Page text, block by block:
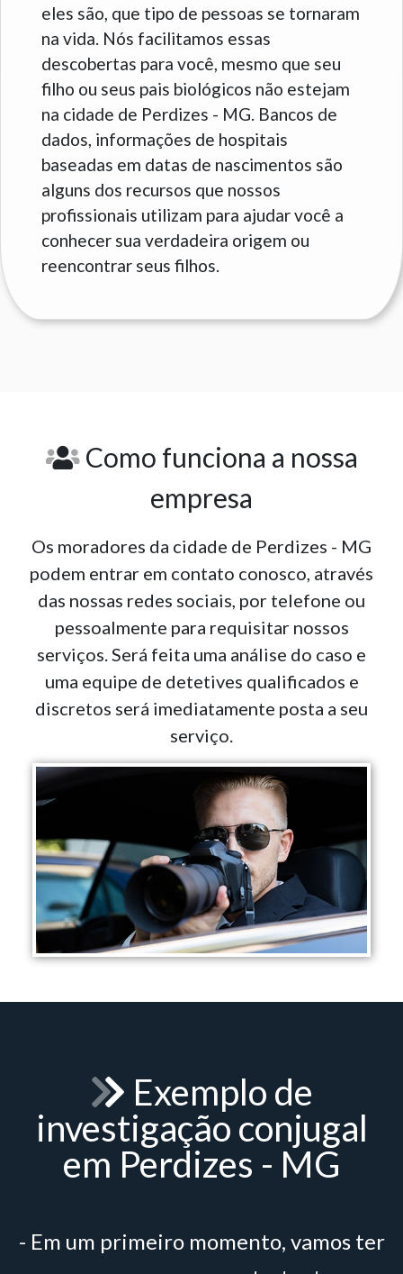
eles são, que tipo de pessoas se tornaram
na vida. Nós facilitamos essas
descobertas para você, mesmo que seu
filho ou seus pais biológicos não estejam
na cidade de Perdizes - MG. Bancos de
dados, informações de hospitais
baseadas em datas de nascimentos são
alguns dos recursos que nossos
profissionais utilizam para ajudar você a
conhecer sua verdadeira origem ou
reencontrar seus filhos.
Como funciona a nossa
empresa
Os moradores da cidade de Perdizes - MG
podem entrar em contato conosco, através
das nossas redes sociais, por telefone ou
pessoalmente para requisitar nossos
serviços. Será feita uma análise do caso e
uma equipe de detetives qualificados e
discretos será imediatamente posta a seu
serviço.
Exemplo de
investigação conjugal
em Perdizes - MG
- Em um primeiro momento, vamos ter